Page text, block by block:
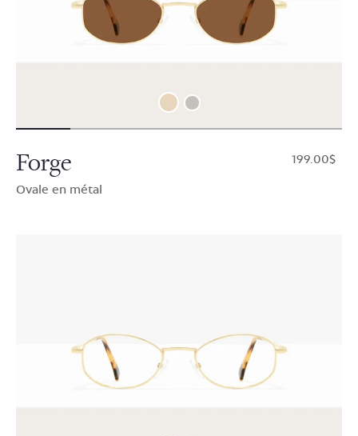
Forge
Ovale en métal
$199.00